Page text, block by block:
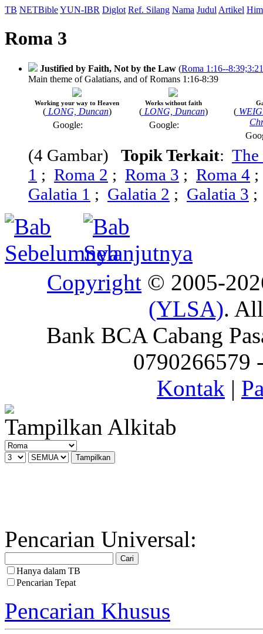
TB NETBibleYUN-IBR Diglot Ref. Silang Nama Judul Artikel
Roma 3
Justified by Faith, Not by the Law (Roma 1:16--
Main theme of Galatians, and of Romans 1:16-8:39
Working your way to Heaven
( LONG, Duncan)
Google:
Works without faith
( LONG, Duncan)
Google:
(
(4 Gambar) Topik Terkait: The
1 ; Roma 2 ; Roma 3 ; Roma 4
Galatia 1 ; Galatia 2 ; Galatia 3
Copyright © 2005-
(YLSA).
Bank BCA Cabang
0790266579
Kontak |
Tampilkan Alkitab
Pencarian Universal:
Hanya dalam TB
Pencarian Tepat
Pencarian Khusus